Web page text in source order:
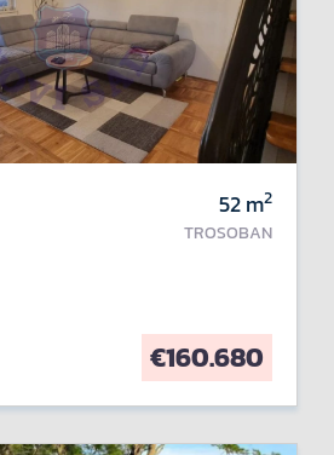
52m2
TROSOBAN
€160.680